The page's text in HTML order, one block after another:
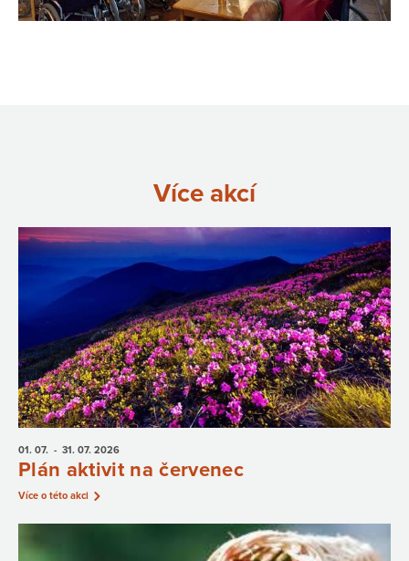
Více akcí
01. 07. - 31. 07. 2026
Plán aktivit na červenec
Více o této akci